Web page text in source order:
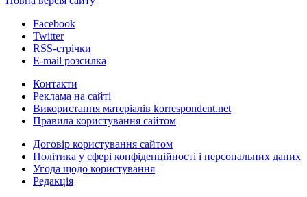
Facebook
Twitter
RSS-стрічки
E-mail розсилка
Контакти
Реклама на сайті
Використання матеріалів korrespondent.net
Правила користування сайтом
Договір користування сайтом
Політика у сфері конфіденційності і персональних даних
Угода щодо користування
Редакція